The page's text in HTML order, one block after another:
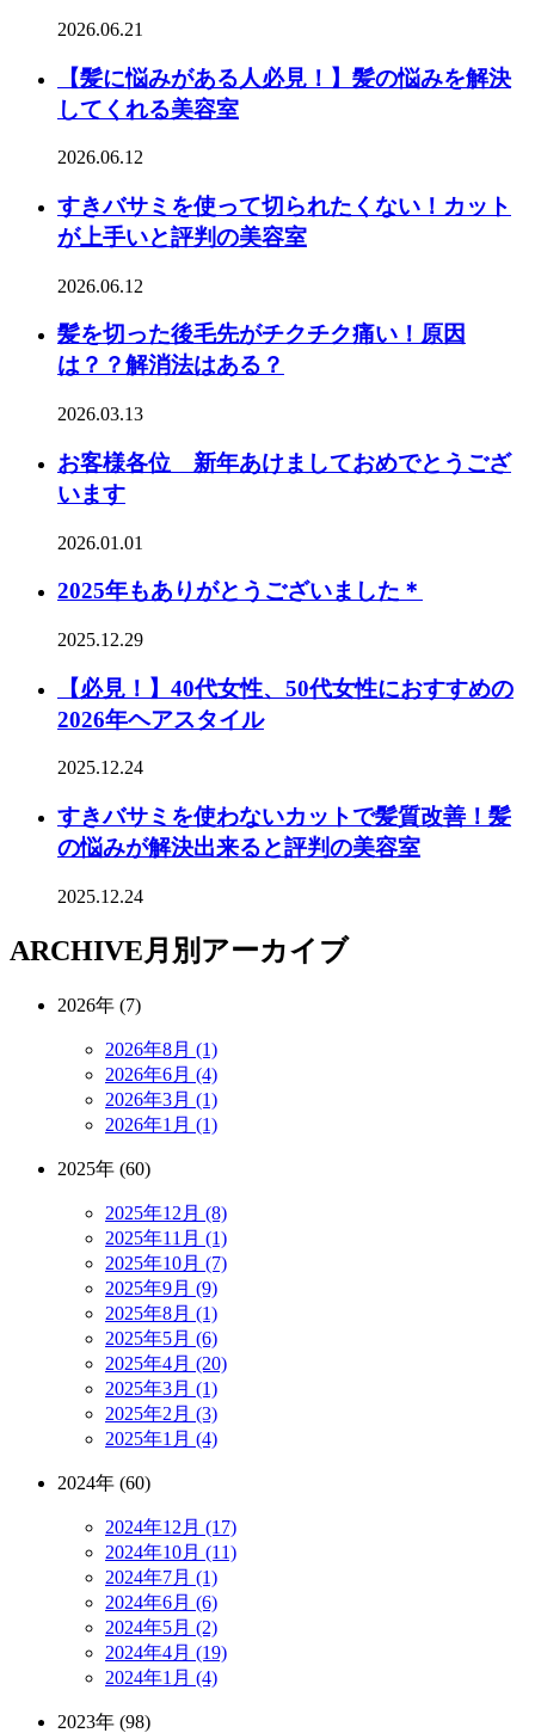
2026.06.21
【髪に悩みがある人必見！】髪の悩みを解決
してくれる美容室
2026.06.12
すきバサミを使って切られたくない！カット
が上手いと評判の美容室
2026.06.12
髪を切った後毛先がチクチク痛い！原因
は？？解消法はある？
2026.03.13
お客様各位 新年あけましておめでとうござ
います
2026.01.01
2025年もありがとうございました＊
2025.12.29
【必見！】40代女性、50代女性におすすめの
2026年ヘアスタイル
2025.12.24
すきバサミを使わないカットで髪質改善！髪
の悩みが解決出来ると評判の美容室
2025.12.24
ARCHIVE月別アーカイブ
2026年 (7)
2026年8月 (1)
2026年6月 (4)
2026年3月 (1)
2026年1月 (1)
2025年 (60)
2025年12月 (8)
2025年11月 (1)
2025年10月 (7)
2025年9月 (9)
2025年8月 (1)
2025年5月 (6)
2025年4月 (20)
2025年3月 (1)
2025年2月 (3)
2025年1月 (4)
2024年 (60)
2024年12月 (17)
2024年10月 (11)
2024年7月 (1)
2024年6月 (6)
2024年5月 (2)
2024年4月 (19)
2024年1月 (4)
2023年 (98)